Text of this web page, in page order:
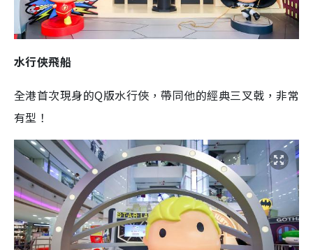
水行俠飛船
全港首次現身的Q版水行俠，帶同他的經典三叉戟，非常
有型！